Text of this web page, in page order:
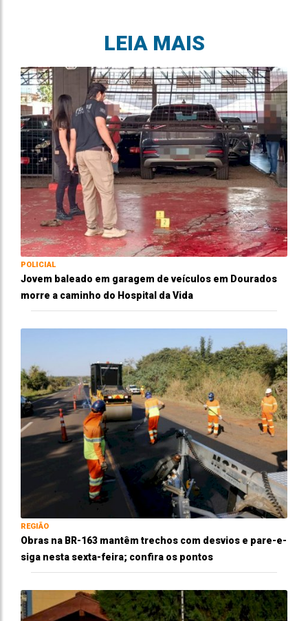
LEIA MAIS
POLICIAL
Jovem baleado em garagem de veículos em Dourados
morre a caminho do Hospital da Vida
REGIÃO
Obras na BR-163 mantêm trechos com desvios e pare-e-
siga nesta sexta-feira; confira os pontos